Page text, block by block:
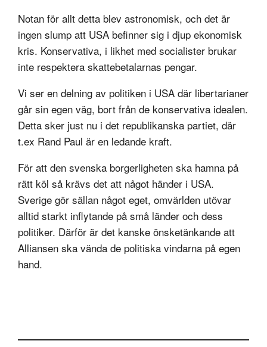
Notan för allt detta blev astronomisk, och det är
ingen slump att USA befinner sig i djup ekonomisk
kris. Konservativa, i likhet med socialister brukar
inte respektera skattebetalarnas pengar.
Vi ser en delning av politiken i USA där libertarianer
går sin egen väg, bort från de konservativa idealen.
Detta sker just nu i det republikanska partiet, där
t.ex Rand Paul är en ledande kraft.
För att den svenska borgerligheten ska hamna på
rätt köl så krävs det att något händer i USA.
Sverige gör sällan något eget, omvärlden utövar
alltid starkt inflytande på små länder och dess
politiker. Därför är det kanske önsketänkande att
Alliansen ska vända de politiska vindarna på egen
hand.